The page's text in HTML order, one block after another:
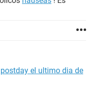
el ultimo dia de